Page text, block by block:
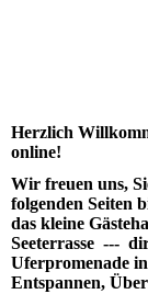
Herzlich
online!
Wir freuen uns,
folgenden Seiten
das kleine
Seeterrasse ---
Uferpromenade
Entspannen,